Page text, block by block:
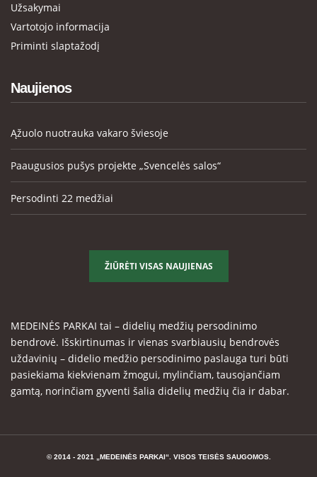
Užsakymai
Vartotojo informacija
Priminti slaptažodį
Naujienos
Ąžuolo nuotrauka vakaro šviesoje
Paaugusios pušys projekte „Svencelės salos“
Persodinti 22 medžiai
ŽIŪRĖTI VISAS NAUJIENAS
MEDEINĖS PARKAI tai – didelių medžių persodinimo
bendrovė. Išskirtinumas ir vienas svarbiausių bendrovės
uždavinių – didelio medžio persodinimo paslauga turi būti
pasiekiama kiekvienam žmogui, mylinčiam, tausojančiam
gamtą, norinčiam gyventi šalia didelių medžių čia ir dabar.
© 2014 - 2021 „MEDEINĖS PARKAI“. VISOS TEISĖS SAUGOMOS.